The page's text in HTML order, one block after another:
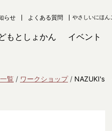
らせ よくある質問 やさしいにほん
もとしょかん イベント
覧 ワークショップ NAZUKI's